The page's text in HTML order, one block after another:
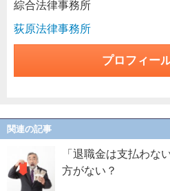
綜合法律事務所
荻原法律事務所
プロフィー
関連の記事
「退職金は支払わな
方がない？